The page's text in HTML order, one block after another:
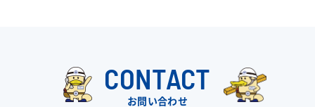
CONTACT
お問い合わせ